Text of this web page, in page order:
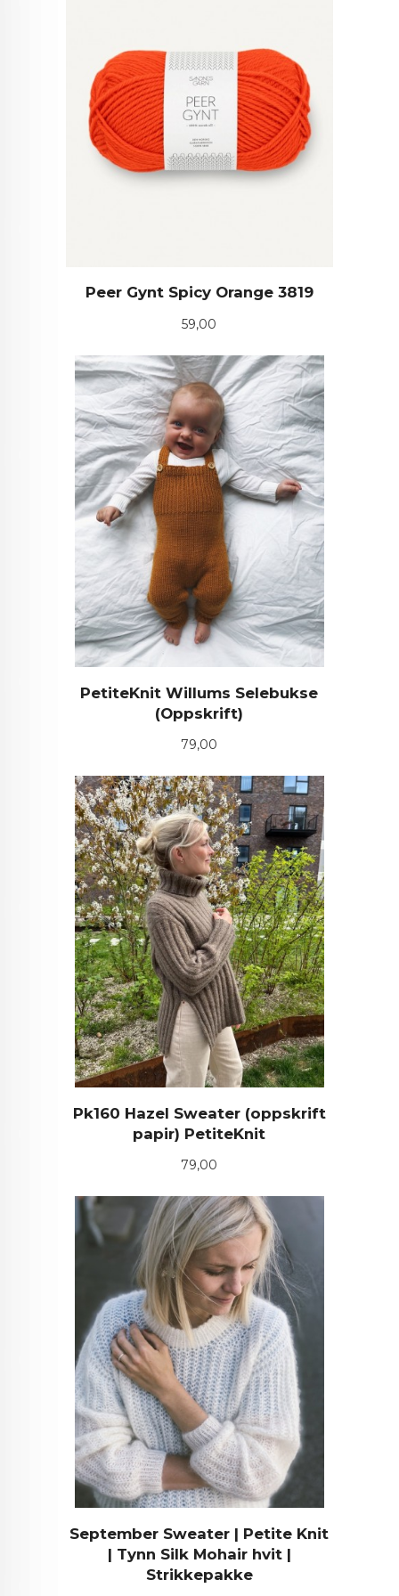
Peer Gynt Spicy Orange 3819
Pris
59,00
PetiteKnit Willums Selebukse
(Oppskrift)
Pris
79,00
Pk160 Hazel Sweater (oppskrift
papir) PetiteKnit
Pris
79,00
September Sweater | Petite Knit
| Tynn Silk Mohair hvit |
Strikkepakke